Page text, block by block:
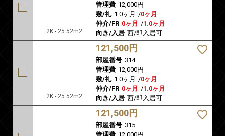
2K - 25.52m2
管理費 12,000円
敷/礼 1.0ヶ月 /0ヶ月
仲介/FR 0ヶ月 /1.0ヶ月
向き/入居 西/即入居可
2K - 25.52m2
121,500円
部屋番号 314
管理費 12,000円
敷/礼 1.0ヶ月 /0ヶ月
仲介/FR 0ヶ月 /1.0ヶ月
向き/入居 西/即入居可
121,500円
部屋番号 315